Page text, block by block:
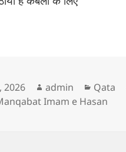
2026 Author
admin Qata
Imam e Hasan